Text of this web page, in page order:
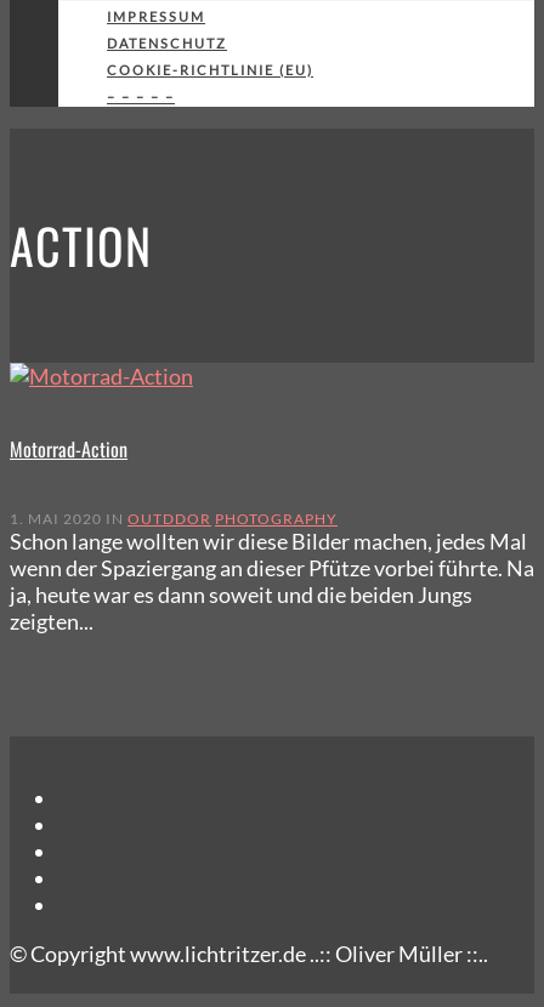
IMPRESSUM
DATENSCHUTZ
COOKIE-RICHTLINIE (EU)
– – – – –
ACTION
Motorrad-Action
1. MAI 2020 IN OUTDDOR PHOTOGRAPHY
Schon lange wollten wir diese Bilder machen, jedes Mal
wenn der Spaziergang an dieser Pfütze vorbei führte. Na
ja, heute war es dann soweit und die beiden Jungs
zeigten...
© Copyright www.lichtritzer.de ..:: Oliver Müller ::..